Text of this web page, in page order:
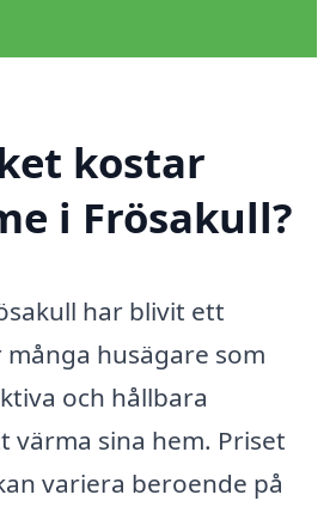
kostar
i Frösakull?
har blivit ett
husägare som
och hållbara
värma sina hem. Priset
variera beroende på